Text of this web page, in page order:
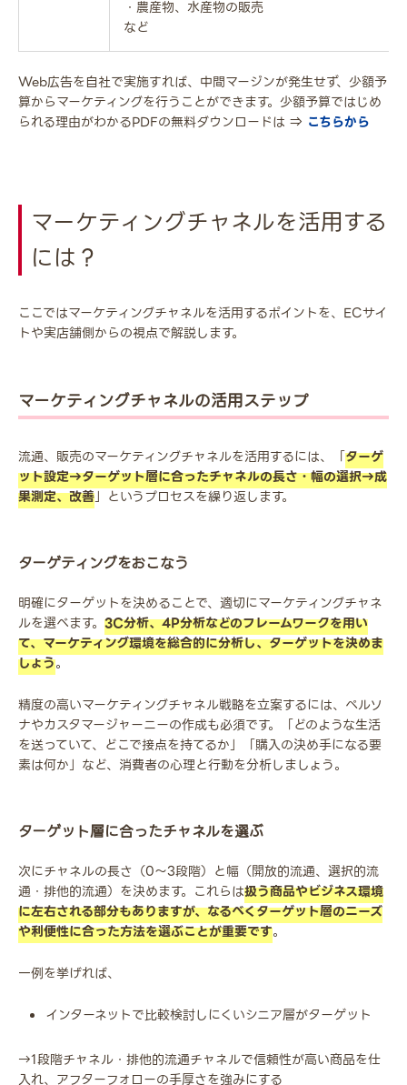
・農産物、水産物の販売
など
Web広告を自社で実施すれば、中間マージンが発生せず、少額予
算からマーケティングを行うことができます。少額予算ではじめ
られる理由がわかるPDFの無料ダウンロードは ⇒ こちらから
マーケティングチャネルを活用する
には？
ここではマーケティングチャネルを活用するポイントを、ECサイ
トや実店舗側からの視点で解説します。
マーケティングチャネルの活用ステップ
流通、販売のマーケティングチャネルを活用するには、「ターゲ
ット設定→ターゲット層に合ったチャネルの長さ・幅の選択→成
果測定、改善」というプロセスを繰り返します。
ターゲティングをおこなう
明確にターゲットを決めることで、適切にマーケティングチャネ
ルを選べます。 3C分析、4P分析などのフレームワークを用い
て、マーケティング環境を総合的に分析し、ターゲットを決めま
しょう。
精度の高いマーケティングチャネル戦略を立案するには、ペルソ
ナやカスタマージャーニーの作成も必須です。「どのような生活
を送っていて、どこで接点を持てるか」「購入の決め手になる要
素は何か」など、消費者の心理と行動を分析しましょう。
ターゲット層に合ったチャネルを選ぶ
次にチャネルの長さ（0～3段階）と幅（開放的流通、選択的流
通・排他的流通）を決めます。これらは扱う商品やビジネス環境
に左右される部分もありますが、なるべくターゲット層のニーズ
や利便性に合った方法を選ぶことが重要です。
一例を挙げれば、
インターネットで比較検討しにくいシニア層がターゲット
→1段階チャネル・排他的流通チャネルで信頼性が高い商品を仕
入れ、アフターフォローの手厚さを強みにする